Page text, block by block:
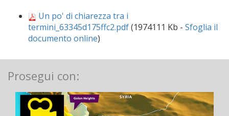
Un po' di chiarezza tra i
termini_63345d175ffc2.pdf(1974111 Kb - Sfoglia il
documento online)
Prosegui con: